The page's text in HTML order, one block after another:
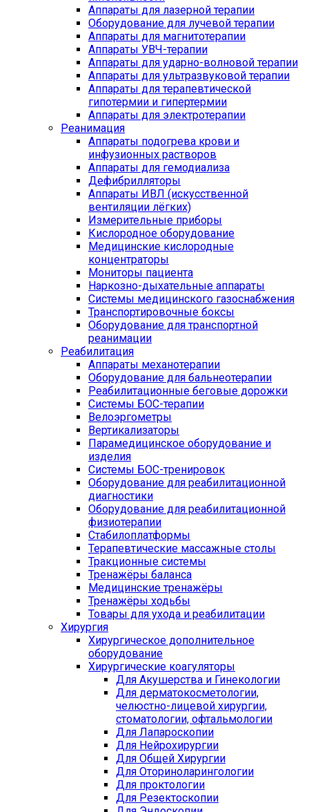
Аппараты для лазерной терапии
Оборудование для лучевой терапии
Аппараты для магнитотерапии
Аппараты УВЧ-терапии
Аппараты для ударно-волновой терапии
Аппараты для ультразвуковой терапии
Аппараты для терапевтической
гипотермии и гипертермии
Аппараты для электротерапии
Реанимация
Аппараты подогрева крови и
инфузионных растворов
Аппараты для гемодиализа
Дефибрилляторы
Аппараты ИВЛ (искусственной
вентиляции лёгких)
Измерительные приборы
Кислородное оборудование
Медицинские кислородные
концентраторы
Мониторы пациента
Наркозно-дыхательные аппараты
Системы медицинского газоснабжения
Транспортировочные боксы
Оборудование для транспортной
реанимации
Реабилитация
Аппараты механотерапии
Оборудование для бальнеотерапии
Реабилитационные беговые дорожки
Системы БОС-терапии
Велоэргометры
Вертикализаторы
Парамедицинское оборудование и
изделия
Системы БОС-тренировок
Оборудование для реабилитационной
диагностики
Оборудование для реабилитационной
физиотерапии
Стабилоплатформы
Терапевтические массажные столы
Тракционные системы
Тренажёры баланса
Медицинские тренажёры
Тренажёры ходьбы
Товары для ухода и реабилитации
Хирургия
Хирургическое дополнительное
оборудование
Хирургические коагуляторы
Для Акушерства и Гинекологии
Для дерматокосметологии,
челюстно-лицевой хирургии,
стоматологии, офтальмологии
Для Лапароскопии
Для Нейрохирургии
Для Общей Хирургии
Для Оториноларингологии
Для проктологии
Для Резектоскопии